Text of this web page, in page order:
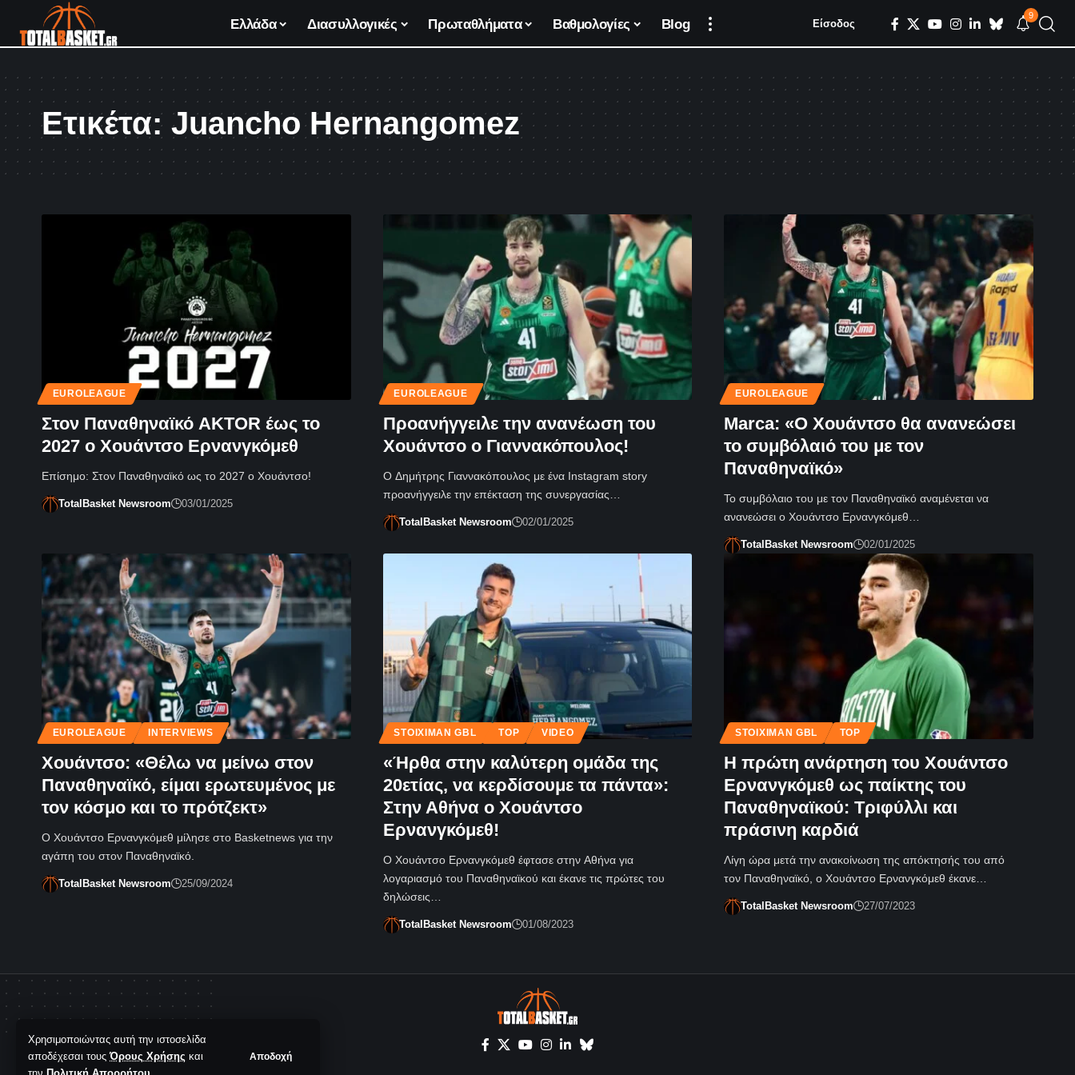
Χρησιμοποιώντας αυτή την ιστοσελίδα
αποδέχεσαι τουςΌρους Χρήσης και
Αποδοχή
Ελλάδα Διασυλλογικές Πρωταθλήματα Βαθμολογίες Blog Είσοδος
9
Ετικέτα: Juancho Hernangomez
EUROLEAGUE
Στον Παναθηναϊκό AKTOR έως το
2027 ο Χουάντσο Ερνανγκόμεθ
Επίσημο: Στον Παναθηναϊκό ως το 2027 ο Χουάντσο!
TotalBasket Newsroom 03/01/2025
EUROLEAGUE
Προανήγγειλε την ανανέωση του
Χουάντσο ο Γιαννακόπουλος!
Ο Δημήτρης Γιαννακόπουλος με ένα Instagram story
προανήγγειλε την επέκταση της συνεργασίας…
TotalBasket Newsroom 02/01/2025
EUROLEAGUE
Marca: «Ο Χουάντσο θα ανανεώσει
το συμβόλαιό του με τον
Παναθηναϊκό»
Το συμβόλαιο του με τον Παναθηναϊκό αναμένεται να
ανανεώσει ο Χουάντσο Ερνανγκόμεθ…
TotalBasket Newsroom 02/01/2025
EUROLEAGUE INTERVIEWS
Χουάντσο: «Θέλω να μείνω στον
Παναθηναϊκό, είμαι ερωτευμένος με
τον κόσμο και το πρότζεκτ»
Ο Χουάντσο Ερνανγκόμεθ μίλησε στο Basketnews για την
αγάπη του στον Παναθηναϊκό.
TotalBasket Newsroom 25/09/2024
STOIXIMAN GBL TOP VIDEO
«Ήρθα στην καλύτερη ομάδα της
20ετίας, να κερδίσουμε τα πάντα»:
Στην Αθήνα ο Χουάντσο
Ερνανγκόμεθ!
Ο Χουάντσο Ερνανγκόμεθ έφτασε στην Αθήνα για
λογαριασμό του Παναθηναϊκού και έκανε τις πρώτες του
δηλώσεις…
TotalBasket Newsroom 01/08/2023
STOIXIMAN GBL TOP
Η πρώτη ανάρτηση του Χουάντσο
Ερνανγκόμεθ ως παίκτης του
Παναθηναϊκού: Τριφύλλι και
πράσινη καρδιά
Λίγη ώρα μετά την ανακοίνωση της απόκτησής του από
τον Παναθηναϊκό, ο Χουάντσο Ερνανγκόμεθ έκανε…
TotalBasket Newsroom 27/07/2023